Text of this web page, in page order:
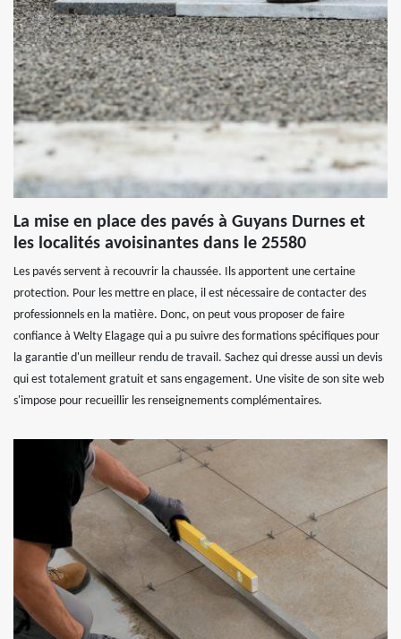
La mise en place des pavés à Guyans Durnes et
les localités avoisinantes dans le 25580
Les pavés servent à recouvrir la chaussée. Ils apportent une certaine
protection. Pour les mettre en place, il est nécessaire de contacter des
professionnels en la matière. Donc, on peut vous proposer de faire
confiance à Welty Elagage qui a pu suivre des formations spécifiques pour
la garantie d'un meilleur rendu de travail. Sachez qui dresse aussi un devis
qui est totalement gratuit et sans engagement. Une visite de son site web
s'impose pour recueillir les renseignements complémentaires.